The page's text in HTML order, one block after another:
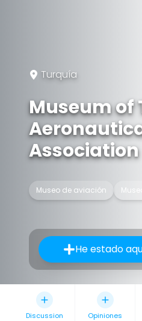
Turquía
Museum of
Association
Museo de aviación
He estado
Discussion Opiniones